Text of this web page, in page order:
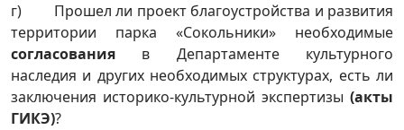
г) Прошел ли проект благоустройства и развития
территории парка «Сокольники» необходимые
согласования в Департаменте культурного
наследия и других необходимых структурах, есть ли
заключения историко-культурной экспертизы (акты
ГИКЭ)?